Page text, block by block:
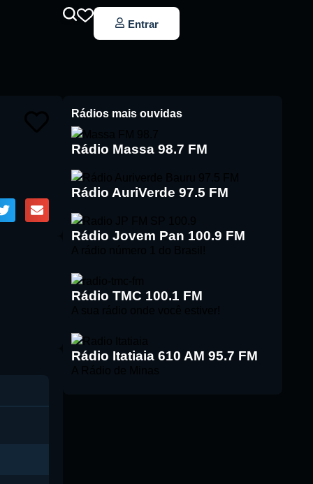
Entrar
Rádios mais ouvidas
Rádio Massa 98.7 FM
Rádio AuriVerde 97.5 FM
Rádio Jovem Pan 100.9 FM
Rádio TMC 100.1 FM
Rádio Itatiaia 610 AM 95.7 FM